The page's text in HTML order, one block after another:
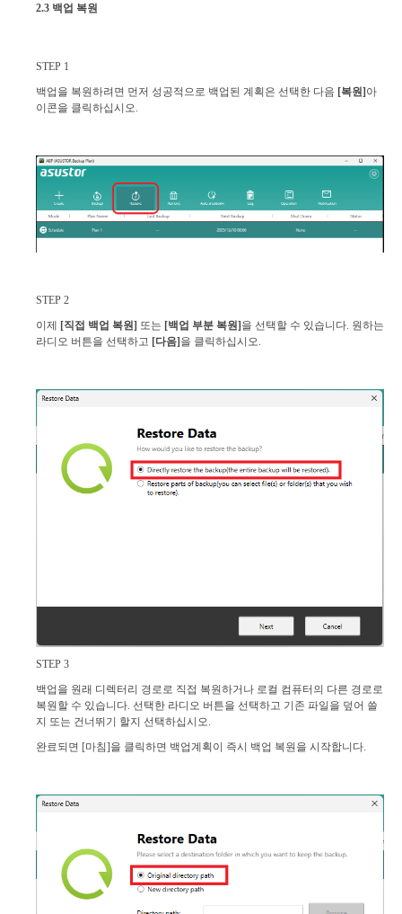
2.3 백업 복원
STEP 1
백업을 복원하려면 먼저 성공적으로 백업된 계획은 선택한 다음 [복원]아
이콘을 클릭하십시오.
STEP 2
이제 [직접 백업 복원] 또는 [백업 부분 복원]을 선택할 수 있습니다. 원하는
라디오 버튼을 선택하고 [다음]을 클릭하십시오.
STEP 3
백업을 원래 디렉터리 경로로 직접 복원하거나 로컬 컴퓨터의 다른 경로로
복원할 수 있습니다. 선택한 라디오 버튼을 선택하고 기존 파일을 덮어 쓸
지 또는 건너뛰기 할지 선택하십시오.
완료되면 [마침]을 클릭하면 백업계획이 즉시 백업 복원을 시작합니다.